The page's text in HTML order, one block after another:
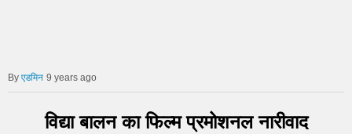
एडमिन 9 years ago
विद्या बालन का फिल्म प्रमोशनल नारीवाद